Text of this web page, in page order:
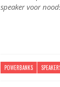
speaker voor
POWERBANKS